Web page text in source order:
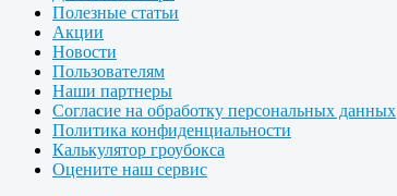
Полезные статьи
Акции
Новости
Пользователям
Наши партнеры
Согласие на обработку персональных данных
Политика конфиденциальности
Калькулятор гроубокса
Оцените наш сервис